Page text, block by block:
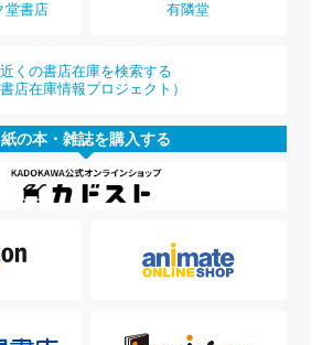
堂書店 有隣堂
近くの書店在庫を検索する
書店在庫情報プロジェクト）
紙の本・雑誌を購入する